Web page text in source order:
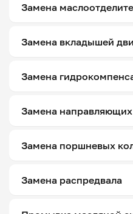
Замена
Замена вкладышей
Замена
Замена направляющих
Замена поршневых
Замена распредвала